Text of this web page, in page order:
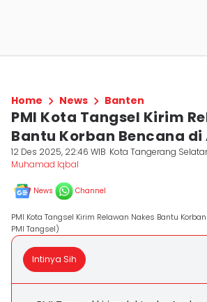
Home News Banten
PMI Kota Tangsel Kirim
Bantu Korban Bencana di
12 Des 2025, 22:46 WIB Kota Tangerang
Muhamad Iqbal
News Channel
PMI Kota Tangsel Kirim Relawan Nakes Bantu
PMI Tangsel)
Intinya Sih